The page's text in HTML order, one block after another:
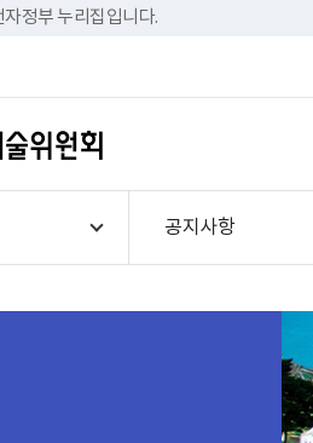
정부 누리집입니다.
공지사항